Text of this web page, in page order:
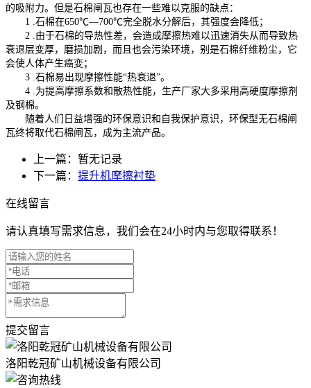
的吸附力。但是石棉闸瓦也存在一些难以克服的缺点：
1 .石棉在650℃—700℃完全脱水分解后，其强度会降低；
2 .由于石棉的导热性差，会造成摩擦热难以迅速消失从而导致热
衰退层变厚，磨损加剧，而且也会污染环境，别是石棉纤维粉尘，它
会使人体产生癌变；
3 .石棉易出现摩擦性能“热衰退”。
4 .为提高摩擦系数和散热性能，生产厂家大多采用高硬度摩擦剂
及钢棉。
随着人们日益增强的环保意识和自我保护意识，环保型无石棉闸
瓦终将取代石棉闸瓦，成为主流产品。
上一篇：暂无记录
下一篇： 提升机摩擦衬垫
在线留言
请认真填写需求信息，我们会在24小时内与您取得联系！
提交留言
洛阳乾冠矿山机械设备有限公司